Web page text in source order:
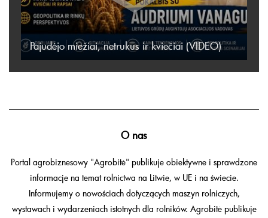
Pajudėjo miežiai, netrukus ir kviečiai (VIDEO)
O nas
Portal agrobiznesowy "Agrobitė" publikuje obiektywne i sprawdzone
informacje na temat rolnictwa na Litwie, w UE i na świecie.
Informujemy o nowościach dotyczących maszyn rolniczych,
wystawach i wydarzeniach istotnych dla rolników. Agrobitė publikuje